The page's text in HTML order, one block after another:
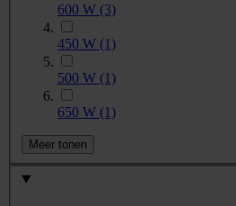
600 W (3)
450 W (1)
500 W (1)
650 W (1)
Meer tonen